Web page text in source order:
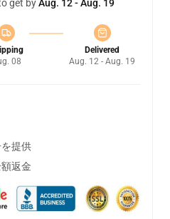
get byAug. 12 - Aug. 19
08
Delivered
Aug. 12 - Aug. 19
提供
返金